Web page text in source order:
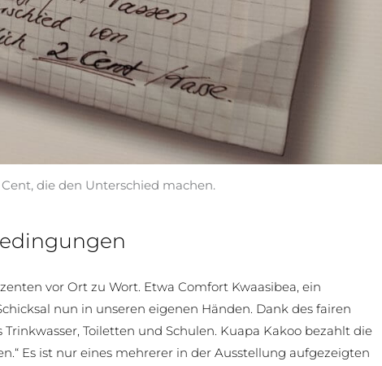
die den Unterschied machen.
vor Ort zu Wort. Etwa Comfort Kwaasibea, ein
nun in unseren eigenen Händen. Dank des fairen
Toiletten und Schulen. Kuapa Kakoo bezahlt die
Es ist nur eines mehrerer in der Ausstellung aufgezeigten